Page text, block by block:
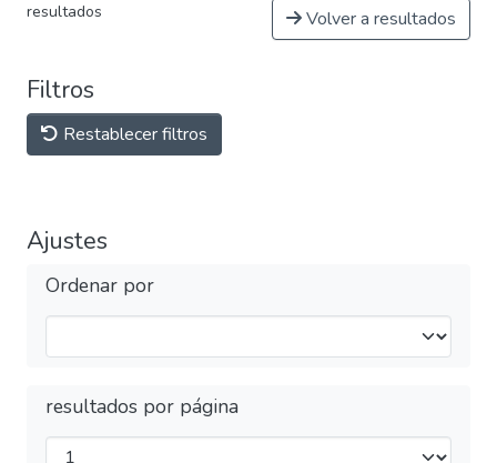
resultados Volver a resultados
Filtros
Restablecer filtros
Ajustes
Ordenar por
resultados por página